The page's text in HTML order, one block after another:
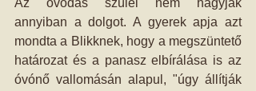
Az óvodás szülei nem hagyják
annyiban a dolgot. A gyerek apja azt
mondta a Blikknek, hogy a megszüntető
határozat és a panasz elbírálása is az
óvónő vallomásán alapul, "úgy állítják